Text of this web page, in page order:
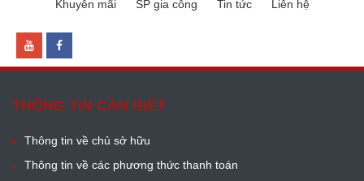
Khuyễn mãi
SP gia công Tin tức Liên hệ
THÔNG TIN CẦN BIẾT
Thông tin về chủ sở hữu
Thông tin về các phương thức thanh toán